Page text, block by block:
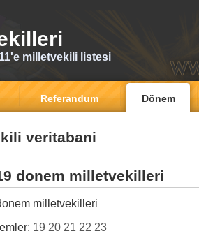
milletvekili listesi
Referandum Dönem
veritabani
donem milletvekilleri
milletvekilleri
19 20 21 22 23